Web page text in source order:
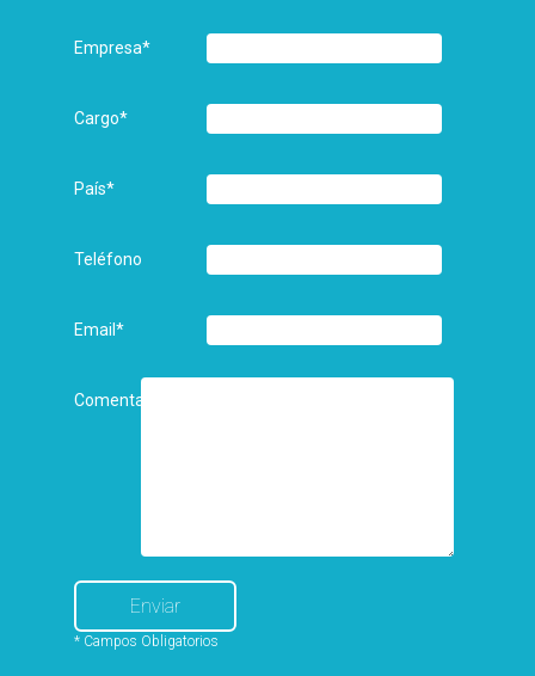
Empresa*
Cargo*
País*
Teléfono
Email*
Comentarios
* Campos Obligatorios